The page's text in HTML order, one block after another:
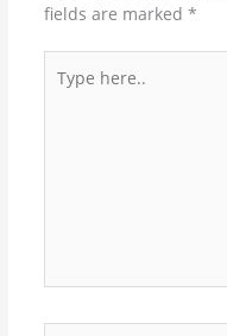
fields are marked *
here..